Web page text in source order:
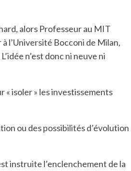
alors Professeur au MIT
l’Université Bocconi de Milan,
n’est donc ni neuve ni
isoler » les investissements
ou des possibilités d’évolution
instruite l’enclenchement de la